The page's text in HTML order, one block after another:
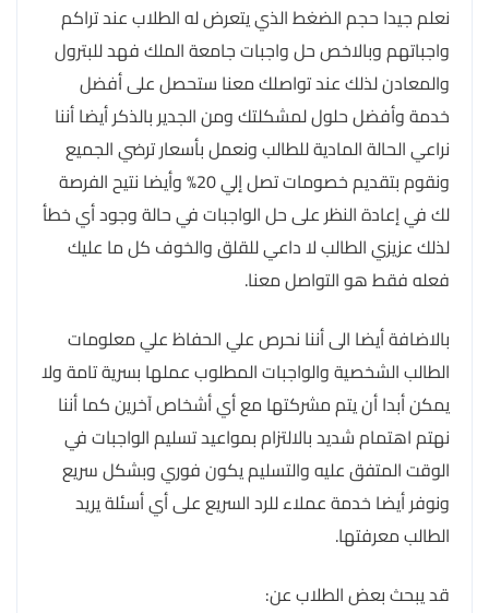
نعلم جيدا حجم الضغط الذي يتعرض له الطلاب عند تراكم
واجباتهم وبالاخص حل واجبات جامعة الملك فهد للبترول
والمعادن لذلك عند تواصلك معنا ستحصل على أفضل
خدمة وأفضل حلول لمشكلتك ومن الجدير بالذكر أيضا أننا
نراعي الحالة المادية للطالب ونعمل بأسعار ترضي الجميع
ونقوم بتقديم خصومات تصل إلي 20% وأيضا نتيح الفرصة
لك في إعادة النظر على حل الواجبات في حالة وجود أي خطأ
لذلك عزيزي الطالب لا داعي للقلق والخوف كل ما عليك
فعله فقط هو التواصل معنا.
بالاضافة أيضا الى أننا نحرص علي الحفاظ علي معلومات
الطالب الشخصية والواجبات المطلوب عملها بسرية تامة ولا
يمكن أبدا أن يتم مشركتها مع أي أشخاص آخرين كما أننا
نهتم اهتمام شديد بالالتزام بمواعيد تسليم الواجبات في
الوقت المتفق عليه والتسليم يكون فوري وبشكل سريع
ونوفر أيضا خدمة عملاء للرد السريع على أي أسئلة يريد
الطالب معرفتها.
قد يبحث بعض الطلاب عن: